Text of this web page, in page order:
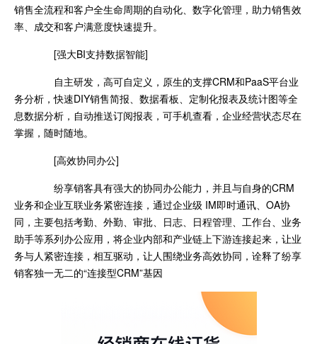
销售全流程和客户全生命周期的自动化、数字化管理，助力销售效
率、成交和客户满意度快速提升。
[强大BI支持数据智能]
自主研发，高可自定义，原生的支撑CRM和PaaS平台业
务分析，快速DIY销售简报、数据看板、定制化报表及统计图等全
息数据分析，自动推送订阅报表，可手机查看，企业经营状态尽在
掌握，随时随地。
[高效协同办公]
纷享销客具有强大的协同办公能力，并且与自身的CRM
业务和企业互联业务紧密连接，通过企业级 IM即时通讯、OA协
同，主要包括考勤、外勤、审批、日志、日程管理、工作台、业务
助手等系列办公应用，将企业内部和产业链上下游连接起来，让业
务与人紧密连接，相互驱动，让人围绕业务高效协同，诠释了纷享
销客独一无二的“连接型CRM”基因